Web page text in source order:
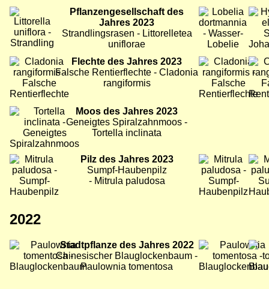
Bild
Pflanzengesellschaft des
Jahres 2023
Strandlingsrasen - Littorelletea
uniflorae
Bild Bild
Bild
Flechte des Jahres 2023
Falsche Rentierflechte - Cladonia
rangiformis
Bild Bild
Bild
Moos des Jahres 2023
Geneigtes Spiralzahnmoos -
Tortella inclinata
Bild
Pilz des Jahres 2023
Sumpf-Haubenpilz
- Mitrula paludosa
Bild Bild
2022
Bild
Stadtpflanze des Jahres 2022
Chinesischer Blauglockenbaum -
Paulownia tomentosa
Bild Bild